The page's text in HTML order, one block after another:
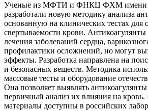
Ученые из МФТИ и ФНКЦ ФХМ имени
разработали новую методику анализа
основанную на клинических тестах для
свертываемости крови.
лечения заболеваний сердца,
профилактики осложнений, но могут
эффекты. Разработка направлена на
и безопасных веществ. Методика
массовые тесты и оборудование
Она позволяет выявлять
первичный анализ их влияния на кровь.
материалы доступны в российских